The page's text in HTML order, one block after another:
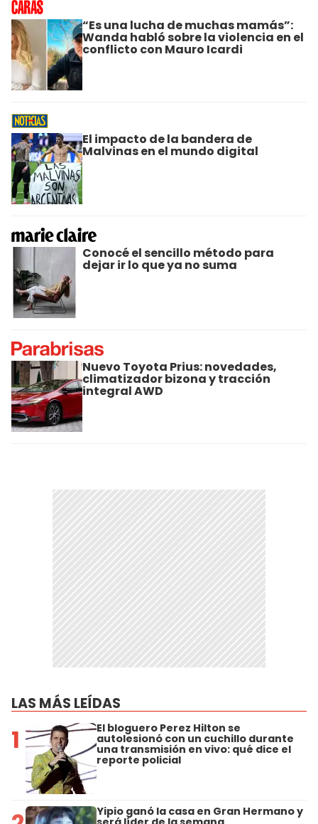
“Es una lucha de muchas mamás”:
Wanda habló sobre la violencia en el
conflicto con Mauro Icardi
El impacto de la bandera de
Malvinas en el mundo digital
Conocé el sencillo método para
dejar ir lo que ya no suma
Nuevo Toyota Prius: novedades,
climatizador bizona y tracción
integral AWD
LAS MÁS LEÍDAS
1 El bloguero Perez Hilton se
autolesionó con un cuchillo durante
una transmisión en vivo: qué dice el
reporte policial
Yipio ganó la casa en Gran Hermano y